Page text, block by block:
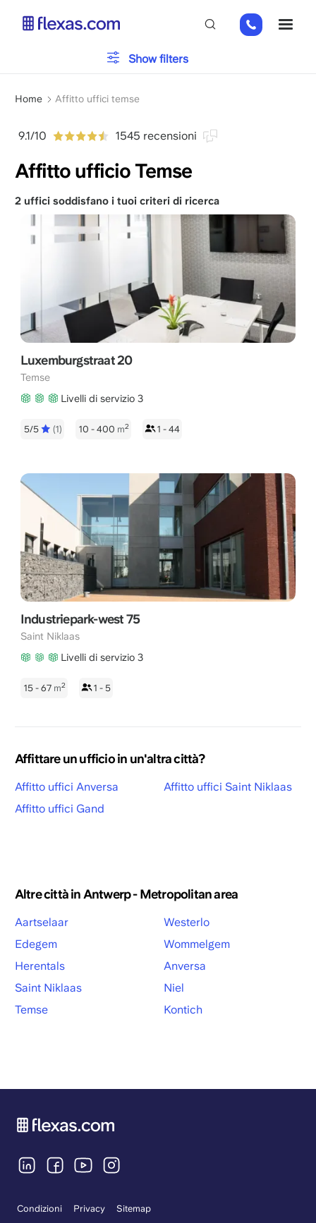
02
808
Briciole
pane
Home Affitto uffici temse
9.1/10 1545 recensioni
Affitto ufficio Temse
Parcheggio
Servizi
Scegli la dimensione del tuo teamx
Show filters
2 uffici soddisfano i tuoi criteri di ricerca
Luxemburgstraat 20
Temse
Livelli di servizio 3
5/5 (1) 10 - 400 m2 1 - 44
Industriepark-west 75
Saint Niklaas
Livelli di servizio 3
15 - 67 m2 1 - 5
Affittare un ufficio in un'altra città?
Affitto uffici Anversa
Affitto uffici Gand
Affitto uffici Saint Niklaas
Altre città in Antwerp - Metropolitan area
Aartselaar
Edegem
Herentals
Saint Niklaas
Temse
Westerlo
Wommelgem
Anversa
Niel
Kontich
Condizioni Privacy
Sitemap